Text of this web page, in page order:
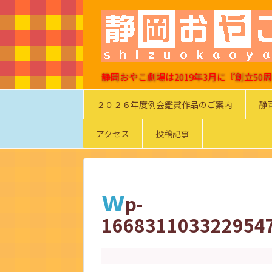
静岡おやこ劇場は2019年3月に『創立50
２０２６年度例会鑑賞作品のご案内 静
アクセス 投稿記事
wp-